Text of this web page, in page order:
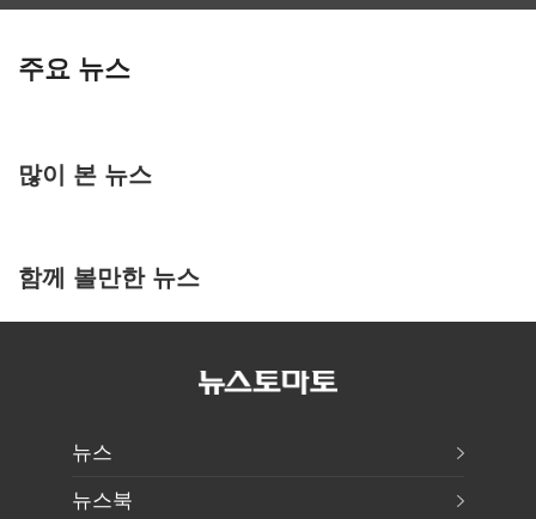
주요 뉴스
많이 본 뉴스
함께 볼만한 뉴스
뉴스
뉴스북